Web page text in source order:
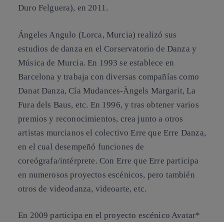
Duro Felguera), en 2011.
Ángeles Angulo (Lorca, Murcia) realizó sus
estudios de danza en el Corservatorio de Danza y
Música de Murcia. En 1993 se establece en
Barcelona y trabaja con diversas compañías como
Danat Danza, Cía Mudances-Àngels Margarit, La
Fura dels Baus, etc. En 1996, y tras obtener varios
premios y reconocimientos, crea junto a otros
artistas murcianos el colectivo Erre que Erre Danza,
en el cual desempeñó funciones de
coreógrafa/intérprete. Con Erre que Erre participa
en numerosos proyectos escénicos, pero también
otros de videodanza, videoarte, etc.
En 2009 participa en el proyecto escénico Avatar*